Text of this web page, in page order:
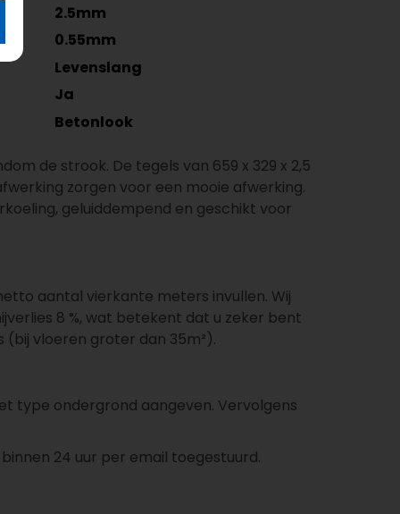
2.5mm
0.55mm
Levenslang
Ja
Betonlook
de strook. De tegels van 659 x 329 x 2,5
zorgen voor een mooie afwerking.
geluiddempend en geschikt voor
aantal vierkante meters invullen. Wij
8 %, wat betekent dat u zeker bent
vloeren groter dan 35m²).
type ondergrond aangeven. Vervolgens
24 uur per email toegestuurd.